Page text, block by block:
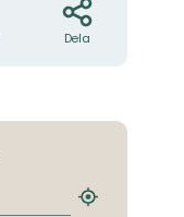
Dela
Hitta